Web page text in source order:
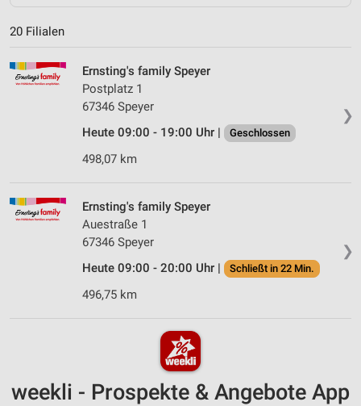
20 Filialen
❯
Ernsting's family Speyer
Postplatz 1
67346 Speyer
Heute 09:00 - 19:00 Uhr |
Geschlossen
498,07 km
❯
Ernsting's family Speyer
Auestraße 1
67346 Speyer
Heute 09:00 - 20:00 Uhr |
Schließt in 22 Min.
496,75 km
weekli - Prospekte & Angebote App